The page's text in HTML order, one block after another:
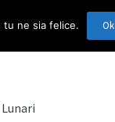
tu ne sia felice. Ok